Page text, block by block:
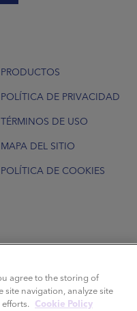
PRODUCTOS
POLÍTICA DE PRIVACIDAD
TÉRMINOS DE USO
MAPA DEL SITIO
POLÍTICA DE COOKIES
agree to the storing of
navigation, analyze site
Cookie Policy